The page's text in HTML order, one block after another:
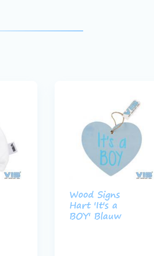
Wood Signs
Hart 'It's a
BOY' Blauw